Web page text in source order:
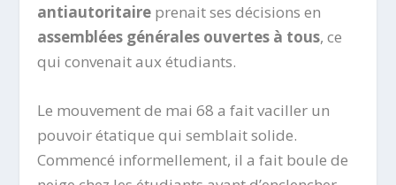
antiautoritaire prenait ses décisions en
assemblées générales ouvertes à tous, ce
qui convenait aux étudiants.
Le mouvement de mai 68 a fait vaciller un
pouvoir étatique qui semblait solide.
Commencé informellement, il a fait boule de